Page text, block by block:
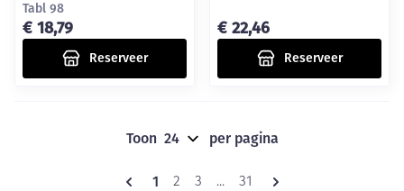
Tabl 98
€ 18,79
Reserveer
€ 22,46
Reserveer
Pagina's
U lees momenteel pagina
1 Pagina
2 Pagina
3 ... Pagina
31
Toon per pagina